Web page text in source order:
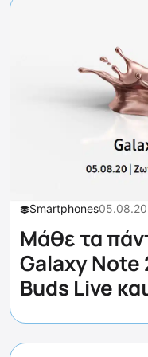
Smartphones05.08.20
Μάθε τα
Galaxy Note
Buds Live